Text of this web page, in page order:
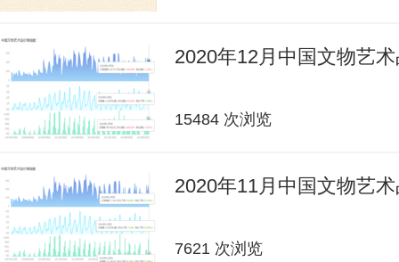
2020年12月中国文物艺
15484 次浏览
2020年11月中国文物艺
7621 次浏览